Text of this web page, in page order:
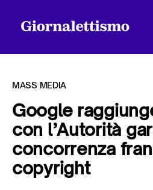
Tutti gli articoli
Chi siamo
MASS MEDIA
Google
con l’Autorità
concorrenza
copyright